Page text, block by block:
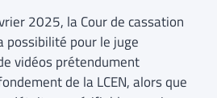
2025, la Cour de cassation
possibilité pour le juge
vidéos prétendument
de la LCEN, alors que